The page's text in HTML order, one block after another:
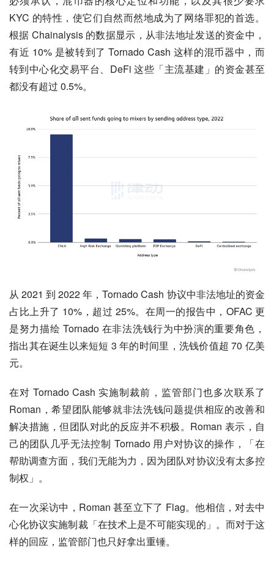
KYC 的特性，使它们自然而然地成为了网络罪犯的首选。
根据 Chainalysis 的数据显示，从非法地址发送的资金中，
有近 10% 是被转到了 Tornado Cash 这样的混币器中，而
转到中心化交易平台、DeFi 这些「主流基建」的资金甚至
都没有超过 0.5%。
从 2021 到 2022 年，Tornado Cash 协议中非法地址的资金
占比上升了 10%，超过 25%。在周一的报告中，OFAC 更
是努力描绘 Tornado 在非法洗钱行为中扮演的重要角色，
指出其在诞生以来短短 3 年的时间里，洗钱价值超 70 亿美
元。
在对 Tornado Cash 实施制裁前，监管部门也多次联系了
Roman，希望团队能够就非法洗钱问题提供相应的改善和
解决措施，但团队对此的反应并不积极。Roman 表示，自
己的团队几乎无法控制 Tornado 用户对协议的操作，「在
帮助调查方面，我们无能为力，因为团队对协议没有太多控
制权」。
在一次采访中，Roman 甚至立下了 Flag。他相信，对去中
心化协议实施制裁「在技术上是不可能实现的」。而对于这
样的回应，监管部门也只好拿出重锤。